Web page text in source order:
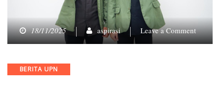
18/11/2025 aspirasi Leave a Commenton
Philip-
Categories
BERITA UPN